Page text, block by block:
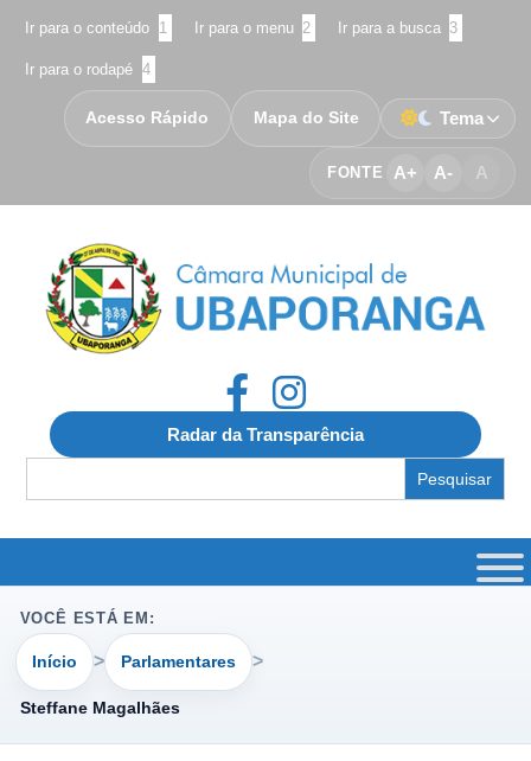
Ir para o conteúdo 1 Ir para o menu 2 Ir para a busca 3
Ir para o rodapé 4
FONTE A+ A- A
Acesso Rápido Mapa do Site Tema
Radar da Transparência
for:
VOCÊ ESTÁ EM:
Início Parlamentares
Steffane Magalhães